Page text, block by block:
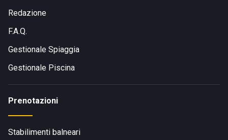
Redazione
F.A.Q.
Gestionale Spiaggia
Gestionale Piscina
Prenotazioni
Stabilimenti balneari